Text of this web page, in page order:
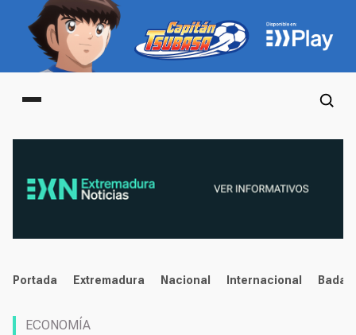
Main menu
noticias
Portada Extremadura Nacional Internacional
ECONOMÍA